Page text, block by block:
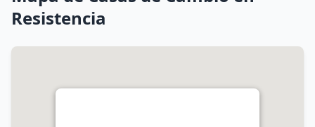
Resistencia